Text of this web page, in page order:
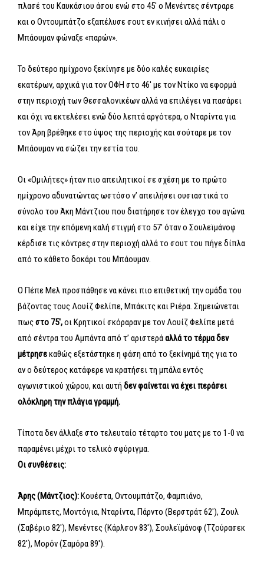
πλασέ του Καυκάσιου άσου ενώ στο 45′ ο Μενέντες σέντραρε
και ο Οντουμπάτζο εξαπέλυσε σουτ εν κινήσει αλλά πάλι ο
Μπάουμαν φώναξε «παρών».
Το δεύτερο ημίχρονο ξεκίνησε με δύο καλές ευκαιρίες
εκατέρων, αρχικά για τον ΟΦΗ στο 46′ με τον Ντίκο να εφορμά
στην περιοχή των Θεσσαλονικέων αλλά να επιλέγει να πασάρει
και όχι να εκτελέσει ενώ δύο λεπτά αργότερα, ο Νταρίντα για
τον Άρη βρέθηκε στο ύψος της περιοχής και σούταρε με τον
Μπάουμαν να σώζει την εστία του.
Οι «Ομιλήτες» ήταν πιο απειλητικοί σε σχέση με το πρώτο
ημίχρονο αδυνατώντας ωστόσο ν’ απειλήσει ουσιαστικά το
σύνολο του Άκη Μάντζιου που διατήρησε τον έλεγχο του αγώνα
και είχε την επόμενη καλή στιγμή στο 57′ όταν ο Σουλεϊμάνοφ
κέρδισε τις κόντρες στην περιοχή αλλά το σουτ του πήγε δίπλα
από το κάθετο δοκάρι του Μπάουμαν.
Ο Πέπε Μελ προσπάθησε να κάνει πιο επιθετική την ομάδα του
βάζοντας τους Λουίζ Φελίπε, Μπάκιτς και Ριέρα. Σημειώνεται
πωςστο 75′,οι Κρητικοί σκόραραν με τον Λουίζ Φελίπε μετά
από σέντρα του Αμπάντα από τ’ αριστεράαλλά το τέρμα δεν
μέτρησεκαθώς εξετάστηκε η φάση από το ξεκίνημά της για το
αν ο δεύτερος κατάφερε να κρατήσει τη μπάλα εντός
αγωνιστικού χώρου, και αυτή δεν φαίνεται να έχει περάσει
ολόκληρη την πλάγια γραμμή.
Τίποτα δεν άλλαξε στο τελευταίο τέταρτο του ματς με το 1-0 να
παραμένει μέχρι το τελικό σφύριγμα.
Oι συνθέσεις:
Άρης (Μάντζιος): Koυέστα, Οντουμπάτζο, Φαμπιάνο,
Μπράμπετς, Μοντόγια, Νταρίντα, Πάρντο (Βερστράτ 62′), Ζουλ
(Σαβέριο 82′), Μενέντες (Κάρλσον 83′), Σουλεϊμάνοφ (Τζούρασεκ
82′), Μορόν (Σαμόρα 89′).